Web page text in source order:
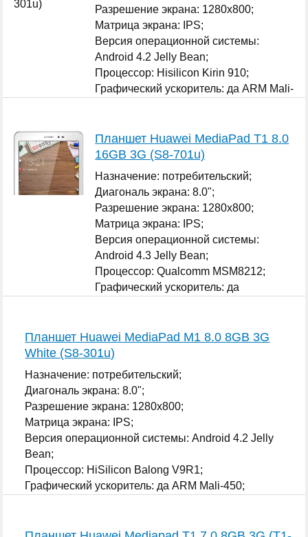
Разрешение экрана: 1280x800;
Матрица экрана: IPS;
Версия операционной системы:
Android 4.2 Jelly Bean;
Процессор: Hisilicon Kirin 910;
Графический ускоритель: да ARM Mali-
Планшет Huawei MediaPad T1 8.0
16GB 3G (S8-701u)
Назначение: потребительский;
Диагональ экрана: 8.0";
Разрешение экрана: 1280x800;
Матрица экрана: IPS;
Версия операционной системы:
Android 4.3 Jelly Bean;
Процессор: Qualcomm MSM8212;
Графический ускоритель: да
Планшет Huawei MediaPad M1 8.0 8GB 3G
White (S8-301u)
Назначение: потребительский;
Диагональ экрана: 8.0";
Разрешение экрана: 1280x800;
Матрица экрана: IPS;
Версия операционной системы: Android 4.2 Jelly
Bean;
Процессор: HiSilicon Balong V9R1;
Графический ускоритель: да ARM Mali-450;